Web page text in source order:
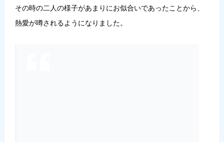
その時の二人の様子があまりにお似合いであったことから、
熱愛が噂されるようになりました。